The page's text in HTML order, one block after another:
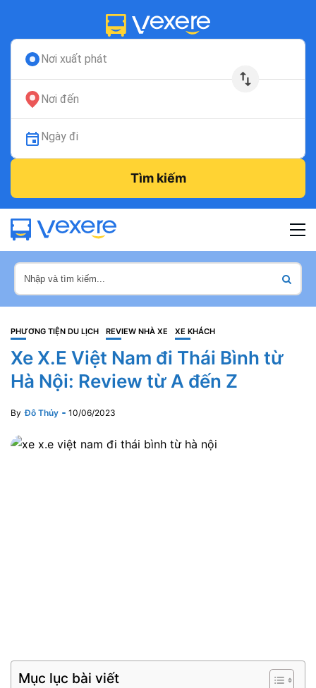
Nơi xuất phát
Nơi đến
Ngày đi
Tìm kiếm
PHƯƠNG TIỆN DU LỊCH REVIEW NHÀ XE XE KHÁCH
Xe X.E Việt Nam đi Thái Bình từ
Hà Nội: Review từ A đến Z
By Đỗ Thủy 10/06/2023
Mục lục bài viết